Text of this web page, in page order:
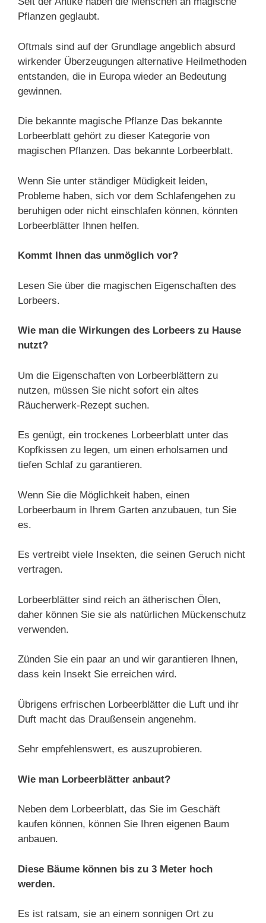
Pflanzen geglaubt.
Oftmals sind auf der Grundlage angeblich absurd
wirkender Überzeugungen alternative Heilmethoden
entstanden, die in Europa wieder an Bedeutung
gewinnen.
Die bekannte magische Pflanze Das bekannte
Lorbeerblatt gehört zu dieser Kategorie von
magischen Pflanzen. Das bekannte Lorbeerblatt.
Wenn Sie unter ständiger Müdigkeit leiden,
Probleme haben, sich vor dem Schlafengehen zu
beruhigen oder nicht einschlafen können, könnten
Lorbeerblätter Ihnen helfen.
Kommt Ihnen das unmöglich vor?
Lesen Sie über die magischen Eigenschaften des
Lorbeers.
Wie man die Wirkungen des Lorbeers zu Hause
nutzt?
Um die Eigenschaften von Lorbeerblättern zu
nutzen, müssen Sie nicht sofort ein altes
Räucherwerk-Rezept suchen.
Es genügt, ein trockenes Lorbeerblatt unter das
Kopfkissen zu legen, um einen erholsamen und
tiefen Schlaf zu garantieren.
Wenn Sie die Möglichkeit haben, einen
Lorbeerbaum in Ihrem Garten anzubauen, tun Sie
es.
Es vertreibt viele Insekten, die seinen Geruch nicht
vertragen.
Lorbeerblätter sind reich an ätherischen Ölen,
daher können Sie sie als natürlichen Mückenschutz
verwenden.
Zünden Sie ein paar an und wir garantieren Ihnen,
dass kein Insekt Sie erreichen wird.
Übrigens erfrischen Lorbeerblätter die Luft und ihr
Duft macht das Draußensein angenehm.
Sehr empfehlenswert, es auszuprobieren.
Wie man Lorbeerblätter anbaut?
Neben dem Lorbeerblatt, das Sie im Geschäft
kaufen können, können Sie Ihren eigenen Baum
anbauen.
Diese Bäume können bis zu 3 Meter hoch
werden.
Es ist ratsam, sie an einem sonnigen Ort zu